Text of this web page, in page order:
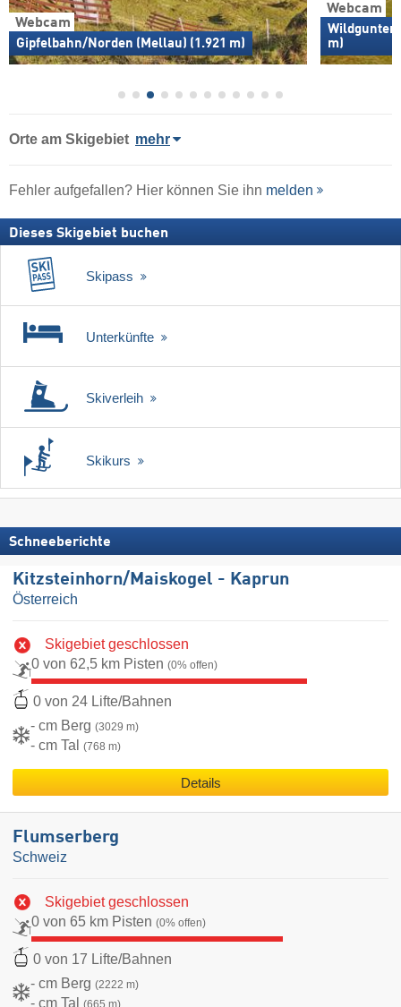
Webcam
Gipfelbahn/Norden (Mellau) (1.921 m)
Webcam
m)
Orte am Skigebiet mehr
Fehler aufgefallen? Hier können Sie ihn melden
Dieses Skigebiet buchen
Skipass
Unterkünfte
Skiverleih
Skikurs
Schneeberichte
Kitzsteinhorn/​Maiskogel - Kaprun
Österreich
Skigebiet geschlossen
0 von 62,5 km Pisten (0% offen)
0 von 24 Lifte/Bahnen
- cm Berg (3029 m)
- cm Tal (768 m)
Details
Flumserberg
Schweiz
Skigebiet geschlossen
0 von 65 km Pisten (0% offen)
0 von 17 Lifte/Bahnen
- cm Berg (2222 m)
- cm Tal (665 m)